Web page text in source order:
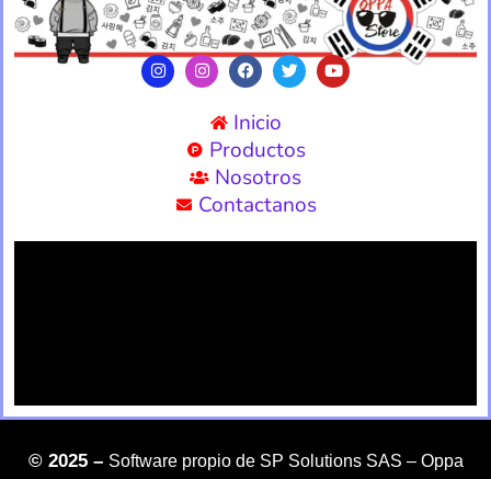
Inicio
Productos
Nosotros
Contactanos
©2025 – Software propio de SP Solutions SAS – Oppa